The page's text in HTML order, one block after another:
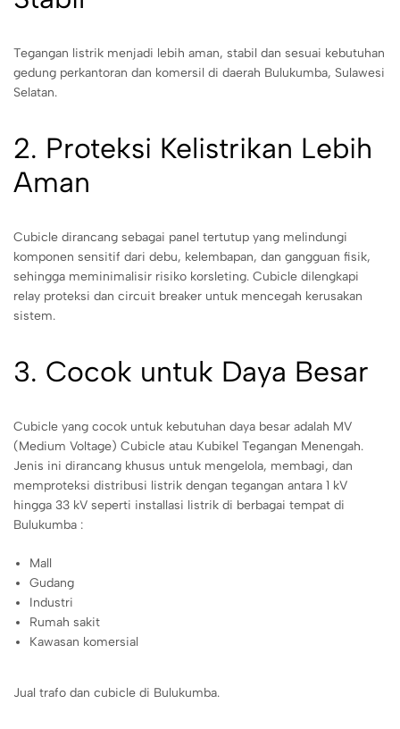
Tegangan listrik menjadi lebih aman, stabil dan sesuai kebutuhan
gedung perkantoran dan komersil di daerah Bulukumba, Sulawesi
Selatan.
2. Proteksi Kelistrikan Lebih
Aman
Cubicle dirancang sebagai panel tertutup yang melindungi
komponen sensitif dari debu, kelembapan, dan gangguan fisik,
sehingga meminimalisir risiko korsleting. Cubicle dilengkapi
relay proteksi dan circuit breaker untuk mencegah kerusakan
sistem.
3. Cocok untuk Daya Besar
Cubicle yang cocok untuk kebutuhan daya besar adalah MV
(Medium Voltage) Cubicle atau Kubikel Tegangan Menengah.
Jenis ini dirancang khusus untuk mengelola, membagi, dan
memproteksi distribusi listrik dengan tegangan antara 1 kV
hingga 33 kV seperti installasi listrik di berbagai tempat di
Bulukumba :
Mall
Gudang
Industri
Rumah sakit
Kawasan komersial
Jual trafo dan cubicle di Bulukumba.